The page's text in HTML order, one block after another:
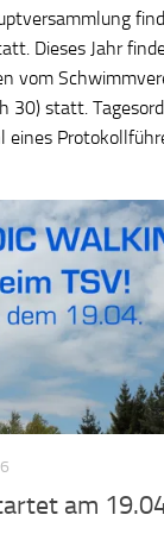
Dieses Jahr
vom
30) statt.
am